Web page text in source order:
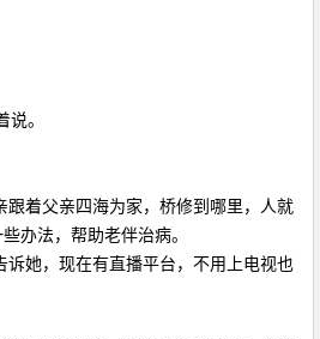
。
着父亲四海为家，桥修到哪里，人就
办法，帮助老伴治病。
她，现在有直播平台，不用上电视也